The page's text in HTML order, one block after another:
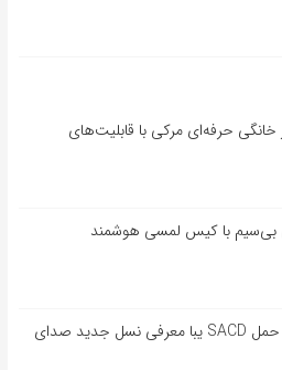
خانگی حرفه‌ای مرکی با قابلیت‌های
بی‌سیم با کیس لمسی هوشمند
پخش کننده قابل حمل SACD یبا معرفی نسل جدید صدای